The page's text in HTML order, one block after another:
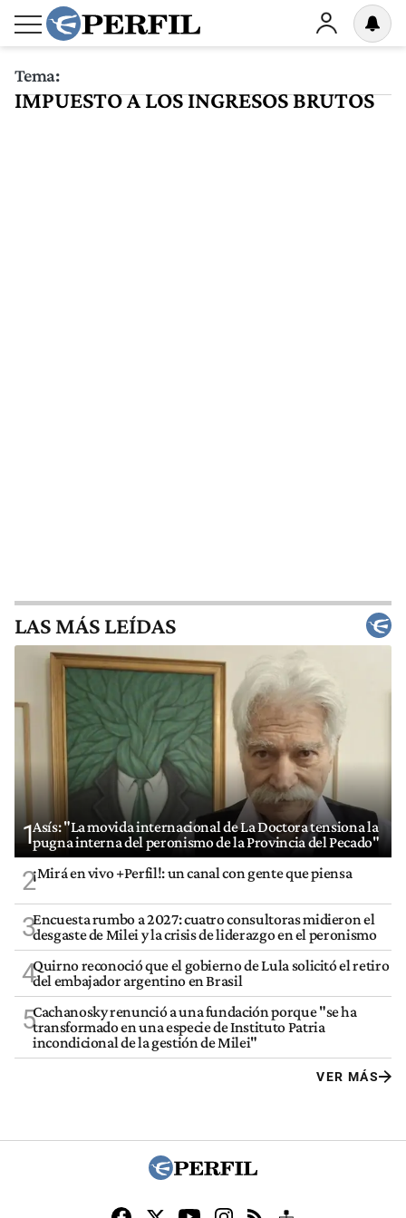
Tema:
IMPUESTO A LOS INGRESOS BRUTOS
LAS MÁS LEÍDAS
1Asís: "La movida internacional de La Doctora tensiona la
pugna interna del peronismo de la Provincia del Pecado"
2¡Mirá en vivo +Perfil!: un canal con gente que piensa
3Encuesta rumbo a 2027: cuatro consultoras midieron el
desgaste de Milei y la crisis de liderazgo en el peronismo
4Quirno reconoció que el gobierno de Lula solicitó el retiro
del embajador argentino en Brasil
5Cachanosky renunció a una fundación porque "se ha
transformado en una especie de Instituto Patria
incondicional de la gestión de Milei"
VER MÁS